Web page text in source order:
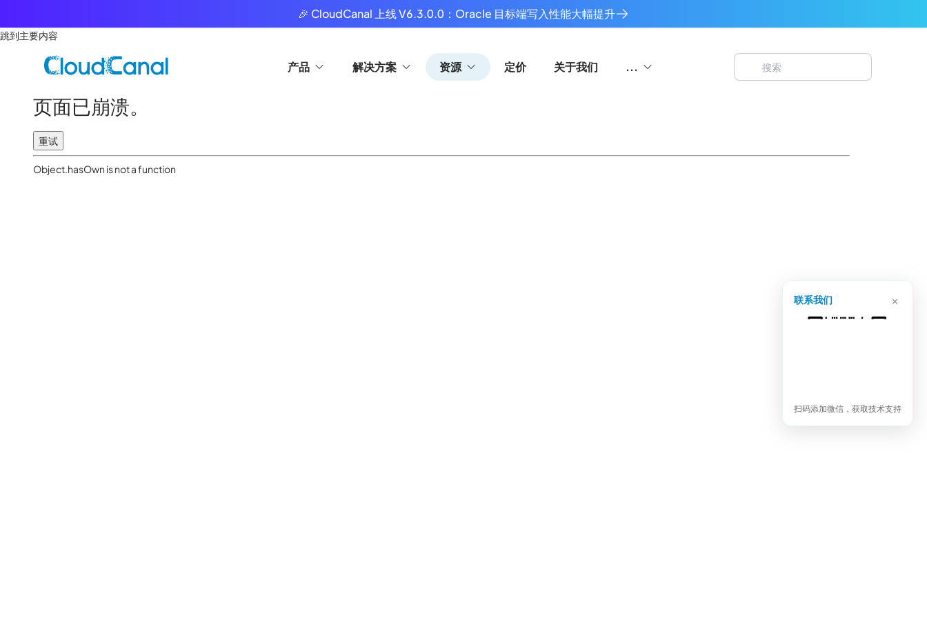
🎉 CloudCanal 上线 V6.3.0.0：Oracle 目标端写入性能大幅提升
跳到主要内容
产品 解决方案 资源 定价 关于我们 ...
页面已崩溃。
重试
Object.hasOwn is not a function
联系我们 ×
扫码添加微信，获取技术支持